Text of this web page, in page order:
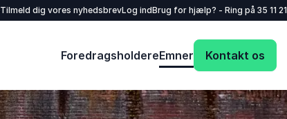
Tilmeld dig vores nyhedsbrevLog indBrug for hjælp? - Ring på 35 11
ForedragsholdereEmner Kontakt os